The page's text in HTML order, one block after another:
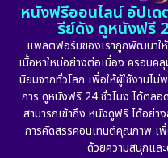
หนังฟรีออนไลน์ อัปเ
รีย์ดัง ดูหนังฟรี
แพลตฟอร์มของเราถูกพัฒนาใ
เนื้อหาใหม่อย่างต่อเนื่อง ครอบค
นิยมจากทั่วโลก เพื่อให้ผู้ใช้งานไ
การ ดูหนังฟรี 24 ชั่วโมง ได้ตลอ
สามารถเข้าถึง หนังดูฟรี ได้อย่า
การคัดสรรคอนเทนต์คุณภาพ เพื่
ด้วยความสนุกแล